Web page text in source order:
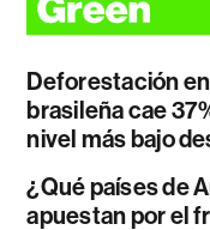
Deforestación
brasileña cae
nivel más bajo
¿Qué países de
apuestan por el